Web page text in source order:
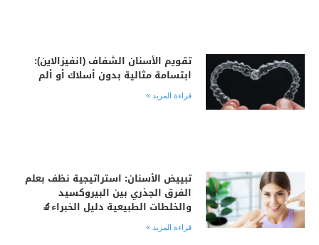
تقويم الأسنان الشفاف (انفيزالاين):
ابتسامة مثالية بدون أسلاك أو ألم
قراءة المزيد »
تبييض الأسنان: استراتيجية نظف بعلم
الفرق الجذري بين البيروكسيد
والخلطات الطبيعية دليل الخبراء🔬
قراءة المزيد »